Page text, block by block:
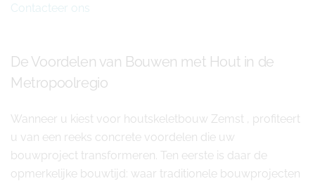
Contacteer ons
De Voordelen van Bouwen met Hout in de
Metropoolregio
Wanneer u kiest voor houtskeletbouw Zemst , profiteert
u van een reeks concrete voordelen die uw
bouwproject transformeren. Ten eerste is daar de
opmerkelijke bouwtijd: waar traditionele bouwprojecten